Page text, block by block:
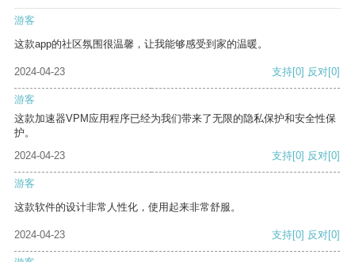
游客
这款app的社区氛围很温馨，让我能够感受到家的温暖。
2024-04-23 支持[0] 反对[0]
游客
这款加速器VPM应用程序已经为我们带来了无限的隐私保护和安全性保
护。
2024-04-23
支持[0] 反对[0]
游客
这款软件的设计非常人性化，使用起来非常舒服。
2024-04-23 支持[0] 反对[0]